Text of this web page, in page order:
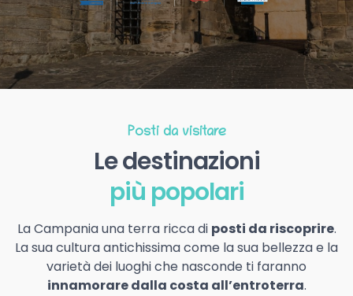
Posti da visitare
Le destinazioni
più popolari
La Campania una terra ricca di posti da riscoprire.
La sua cultura antichissima come la sua bellezza e la
varietà dei luoghi che nasconde ti faranno
innamorare dalla costa all’entroterra.